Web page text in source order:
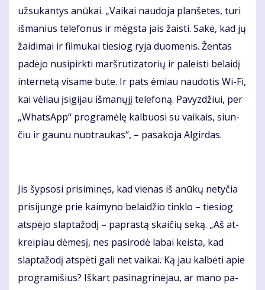
už­su­kan­tys anū­kai. „Vai­kai nau­do­ja plan­še­tes, tu­ri
iš­ma­nius te­le­fo­nus ir mėgs­ta jais žais­ti. Sa­kė, kad jų
žai­di­mai ir fil­mu­kai tie­siog ry­ja duo­me­nis. Žen­tas
pa­dė­jo nu­si­pirk­ti marš­ru­ti­za­to­rių ir pa­leis­ti be­lai­dį
in­ter­ne­tą vi­sa­me bu­te. Ir pats ėmiau nau­do­tis Wi-Fi,
kai vė­liau įsi­gi­jau iš­ma­nų­jį te­le­fo­ną. Pa­vyz­džiui, per
„What­sApp“ pro­gra­mė­lę kal­buo­si su vai­kais, siun­
čiu ir gau­nu nuo­trau­kas“, – pa­sa­ko­ja Al­gir­das.
Jis šyp­so­si pri­si­mi­nęs, kad vie­nas iš anū­kų ne­ty­čia
pri­si­jun­gė prie kai­my­no be­lai­džio tin­klo – tie­siog
at­spė­jo slap­ta­žo­dį – pa­pras­tą skai­čių se­ką. „Aš at­
krei­piau dė­me­sį, nes pa­si­ro­dė la­bai keis­ta, kad
slap­ta­žo­dį at­spė­ti ga­li net vai­kai. Ką jau kal­bė­ti apie
pro­gra­mi­šius? Iš­kart pa­si­nag­ri­nė­jau, ar ma­no pa­